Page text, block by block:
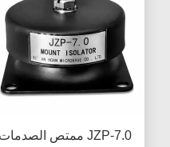
JZP-7.0 ممتص الصدمات